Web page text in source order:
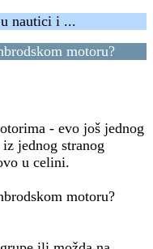
nautici i ...
motoru?
- evo još jednog
jednog stranog
u celini.
motoru?